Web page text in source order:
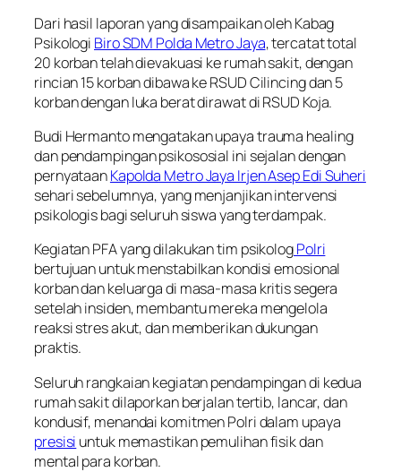
Dari hasil laporan yang disampaikan oleh Kabag
Psikologi Biro SDM Polda Metro Jaya, tercatat total
20 korban telah dievakuasi ke rumah sakit, dengan
rincian 15 korban dibawa ke RSUD Cilincing dan 5
korban dengan luka berat dirawat di RSUD Koja.
Budi Hermanto mengatakan upaya trauma healing
dan pendampingan psikososial ini sejalan dengan
pernyataanKapolda Metro Jaya Irjen Asep Edi Suheri
sehari sebelumnya, yang menjanjikan intervensi
psikologis bagi seluruh siswa yang terdampak.
Kegiatan PFA yang dilakukan tim psikologPolri
bertujuan untuk menstabilkan kondisi emosional
korban dan keluarga di masa-masa kritis segera
setelah insiden, membantu mereka mengelola
reaksi stres akut, dan memberikan dukungan
praktis.
Seluruh rangkaian kegiatan pendampingan di kedua
rumah sakit dilaporkan berjalan tertib, lancar, dan
kondusif, menandai komitmen Polri dalam upaya
presisi untuk memastikan pemulihan fisik dan
mental para korban.